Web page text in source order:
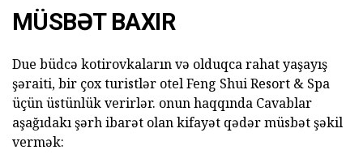
MÜSBƏT BAXIR
Due büdcə kotirovkaların və olduqca rahat yaşayış
şəraiti, bir çox turistlər otel Feng Shui Resort & Spa
üçün üstünlük verirlər. onun haqqında Cavablar
aşağıdakı şərh ibarət olan kifayət qədər müsbət şəkil
vermək: